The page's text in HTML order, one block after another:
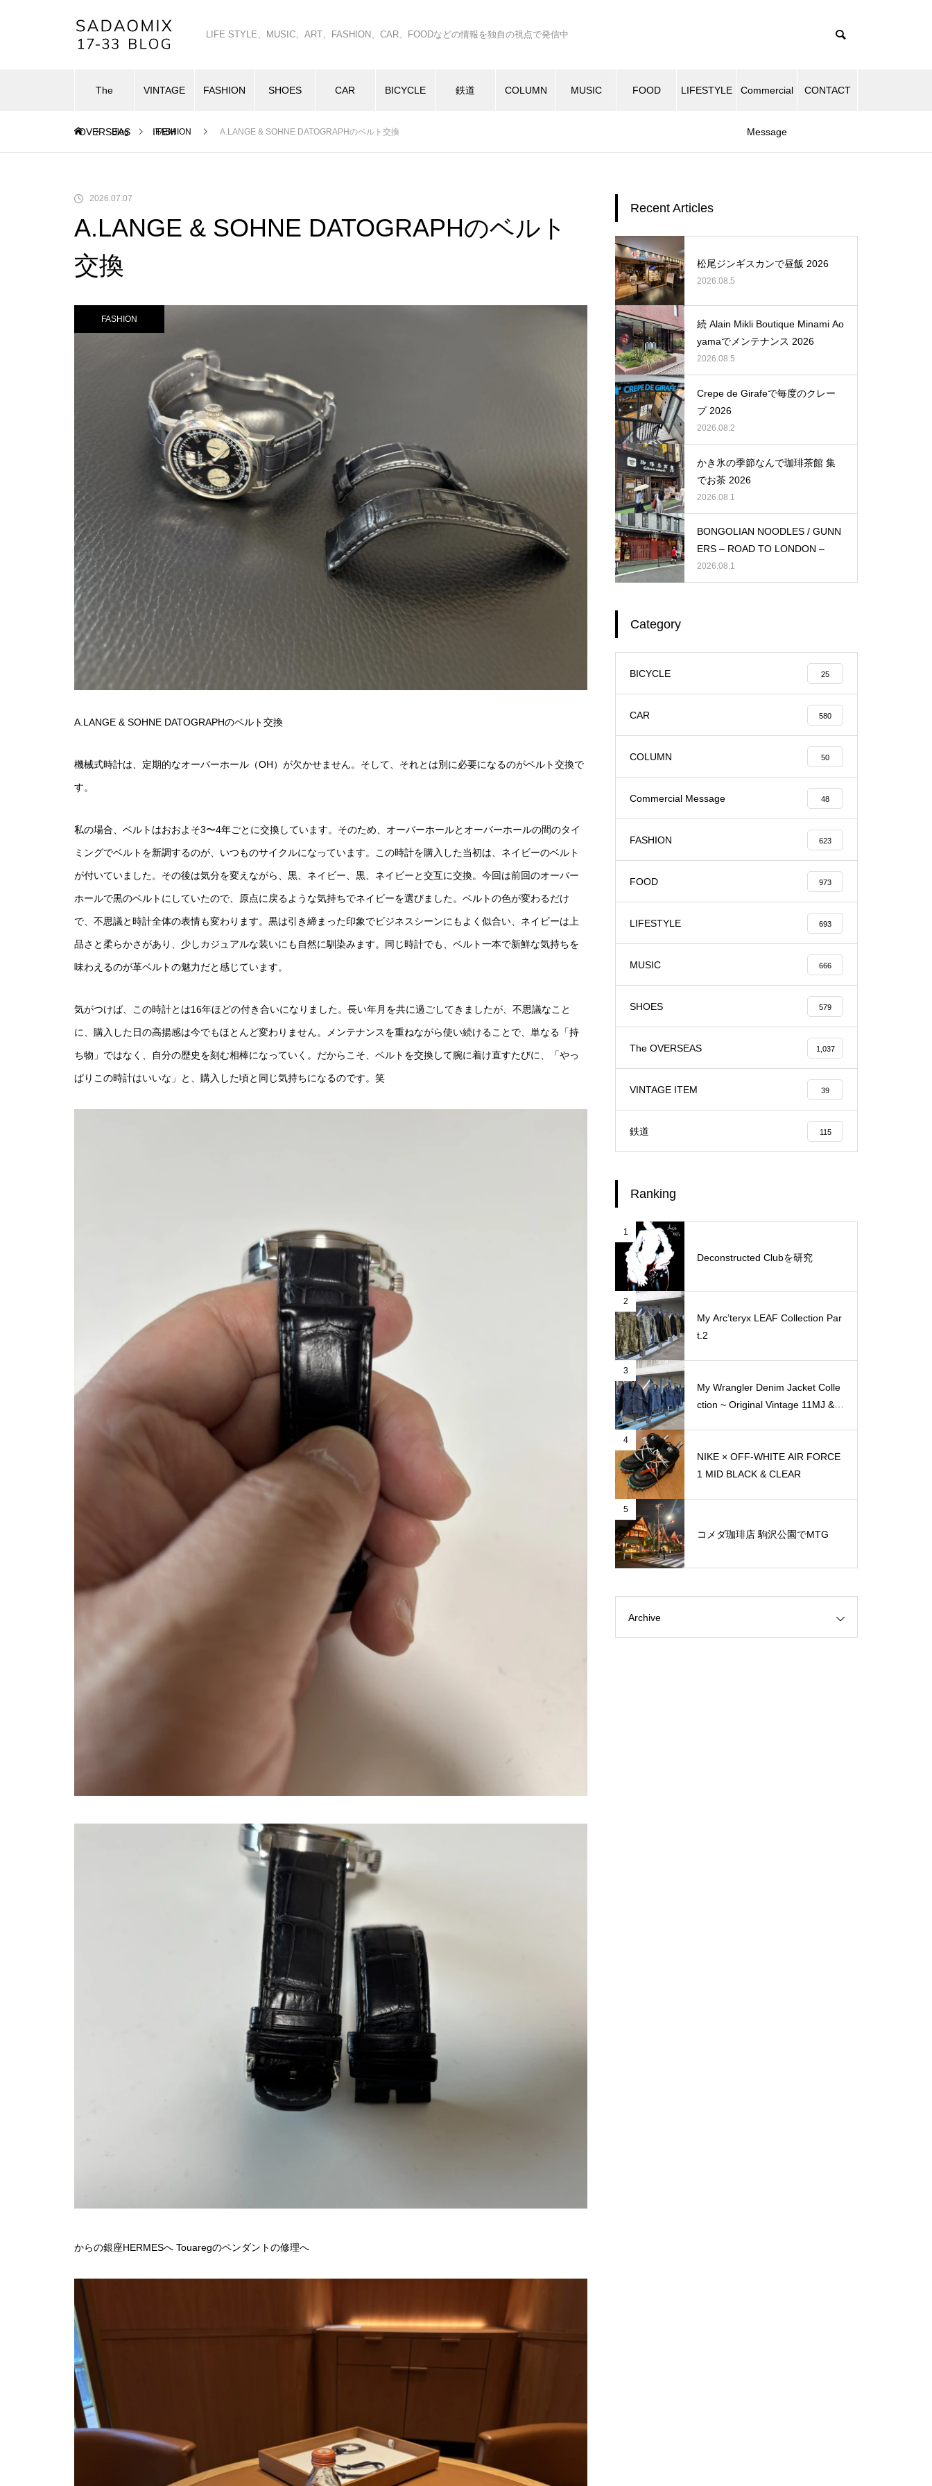
LIFE STYLE、MUSIC、ART、FASHION、CAR、FOODなどの情報を独自の視点で発信中
The
OVERSEAS
VINTAGE
ITEM
FASHION SHOES CAR BICYCLE 鉄道 COLUMN MUSIC FOOD LIFESTYLE Commercial
Message
CONTACT
Blog FASHION A.LANGE & SOHNE DATOGRAPHのベルト交換
2026.07.07
A.LANGE & SOHNE DATOGRAPHのベルト
交換
FASHION
A.LANGE & SOHNE DATOGRAPHのベルト交換
機械式時計は、定期的なオーバーホール（OH）が欠かせません。そして、それとは別に必要になるのがベルト交換で
す。
私の場合、ベルトはおおよそ3〜4年ごとに交換しています。そのため、オーバーホールとオーバーホールの間のタイ
ミングでベルトを新調するのが、いつものサイクルになっています。この時計を購入した当初は、ネイビーのベルト
が付いていました。その後は気分を変えながら、黒、ネイビー、黒、ネイビーと交互に交換。今回は前回のオーバー
ホールで黒のベルトにしていたので、原点に戻るような気持ちでネイビーを選びました。ベルトの色が変わるだけ
で、不思議と時計全体の表情も変わります。黒は引き締まった印象でビジネスシーンにもよく似合い、ネイビーは上
品さと柔らかさがあり、少しカジュアルな装いにも自然に馴染みます。同じ時計でも、ベルト一本で新鮮な気持ちを
味わえるのが革ベルトの魅力だと感じています。
気がつけば、この時計とは16年ほどの付き合いになりました。長い年月を共に過ごしてきましたが、不思議なこと
に、購入した日の高揚感は今でもほとんど変わりません。メンテナンスを重ねながら使い続けることで、単なる「持
ち物」ではなく、自分の歴史を刻む相棒になっていく。だからこそ、ベルトを交換して腕に着け直すたびに、「やっ
ぱりこの時計はいいな」と、購入した頃と同じ気持ちになるのです。笑
からの銀座HERMESへ Touaregのペンダントの修理へ
Recent Articles
松尾ジンギスカンで昼飯 2026
2026.08.5
続 Alain Mikli Boutique Minami Ao
yamaでメンテナンス 2026
2026.08.5
Crepe de Girafeで毎度のクレー
プ 2026
2026.08.2
かき氷の季節なんで珈琲茶館 集
でお茶 2026
2026.08.1
BONGOLIAN NOODLES / GUNN
ERS – ROAD TO LONDON –
2026.08.1
Category
BICYCLE 25
CAR 580
COLUMN 50
Commercial Message 48
FASHION 623
FOOD 973
LIFESTYLE 693
MUSIC 666
SHOES 579
The OVERSEAS 1,037
VINTAGE ITEM 39
鉄道 115
Ranking
1
Deconstructed Clubを研究
2
My Arc’teryx LEAF Collection Par
t.2
3
My Wrangler Denim Jacket Colle
ction ~ Original Vintage 11MJ & 1
4
NIKE × OFF-WHITE AIR FORCE
1 MID BLACK & CLEAR
5
コメダ珈琲店 駒沢公園でMTG
Archive